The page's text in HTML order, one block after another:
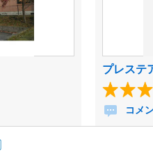
プレステ
コメ